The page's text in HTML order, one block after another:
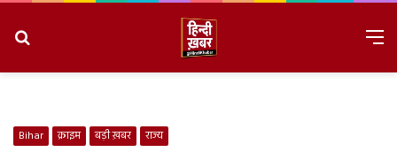
Bihar क्राइम बड़ी ख़बर राज्य